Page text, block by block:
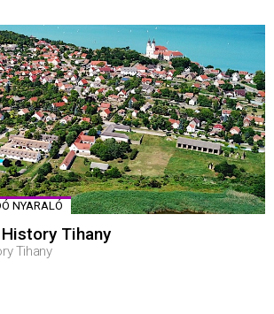
NYARALÓ
Tihany
Tihany